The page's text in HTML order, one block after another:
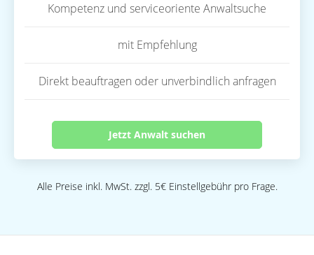
Kompetenz und serviceoriente Anwaltsuche
mit Empfehlung
Direkt beauftragen oder unverbindlich anfragen
Jetzt Anwalt suchen
Alle Preise inkl. MwSt. zzgl. 5€ Einstellgebühr pro Frage.